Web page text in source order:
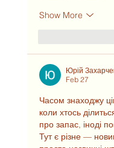
Show More
Юрій
Feb 27
Часом знаходжу
коли хтось
про запас, іноді
Тут є різне —